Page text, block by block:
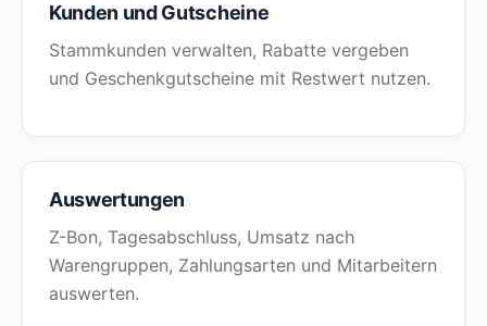
Kunden und Gutscheine
Stammkunden verwalten, Rabatte vergeben
und Geschenkgutscheine mit Restwert nutzen.
Auswertungen
Z-Bon, Tagesabschluss, Umsatz nach
Warengruppen, Zahlungsarten und Mitarbeitern
auswerten.